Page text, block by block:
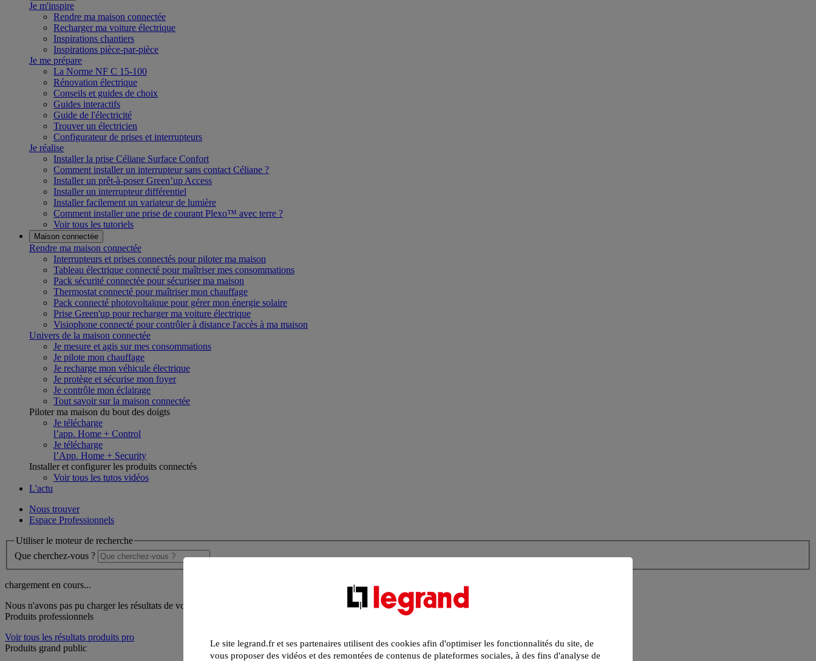
Je m'inspire
Rendre ma maison connectée
Recharger ma voiture électrique
Inspirations chantiers
Inspirations pièce-par-pièce
Je me prépare
La Norme NF C 15-100
Rénovation électrique
Conseils et guides de choix
Guides interactifs
Guide de l'électricité
Trouver un électricien
Configurateur de prises et interrupteurs
Je réalise
Installer la prise Céliane Surface Confort
Comment installer un interrupteur sans contact Céliane ?
Installer un prêt-à-poser Green’up Access
Installer un interrupteur différentiel
Installer facilement un variateur de lumière
Comment installer une prise de courant Plexo™ avec terre ?
Voir tous les tutoriels
Maison connectée
Rendre ma maison connectée
Interrupteurs et prises connectés pour piloter ma maison
Tableau électrique connecté pour maîtriser mes consommations
Pack sécurité connectée pour sécuriser ma maison
Thermostat connecté pour maîtriser mon chauffage
Pack connecté photovoltaïque pour gérer mon énergie solaire
Prise Green'up pour recharger ma voiture électrique
Visiophone connecté pour contrôler à distance l'accès à ma maison
Univers de la maison connectée
Je mesure et agis sur mes consommations
Je pilote mon chauffage
Je recharge mon véhicule électrique
Je protège et sécurise mon foyer
Je contrôle mon éclairage
Tout savoir sur la maison connectée
Piloter ma maison du bout des doigts
Je télécharge
l’app. Home + Control
Je télécharge
l’App. Home + Security
Installer et configurer les produits connectés
Voir tous les tutos vidéos
L'actu
Nous trouver
Espace Professionnels
Utiliser le moteur de recherche
Que cherchez-vous ?
chargement en cours...
Nous n'avons pas pu charger les résultats de votre recherche
Produits professionnels
Voir tous les résultats produits pro
Produits grand public
Le site legrand.fr et ses partenaires utilisent des cookies afin d'optimiser les fonctionnalités du site, de
vous proposer des vidéos et des remontées de contenus de plateformes sociales, à des fins d'analyse de